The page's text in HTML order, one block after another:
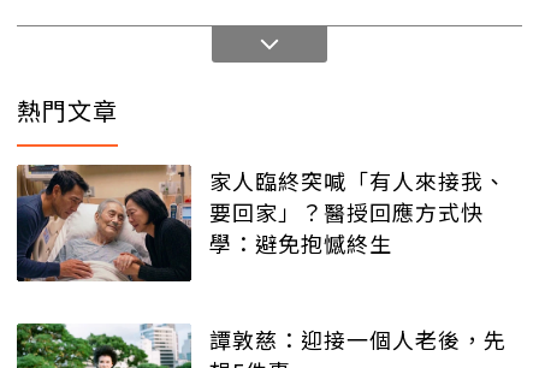
熱門文章
家人臨終突喊「有人來接我、
要回家」？醫授回應方式快
學：避免抱憾終生
譚敦慈：迎接一個人老後，先